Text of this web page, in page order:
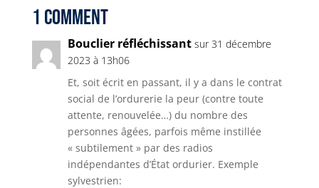
r
p k e m
b
o
o
k
1 Comment
Bouclier réfléchissant sur 31 décembre
2023 à 13h06
Et, soit écrit en passant, il y a dans le contrat
social de l’ordurerie la peur (contre toute
attente, renouvelée…) du nombre des
personnes âgées, parfois même instillée
« subtilement » par des radios
indépendantes d’État ordurier. Exemple
sylvestrien: